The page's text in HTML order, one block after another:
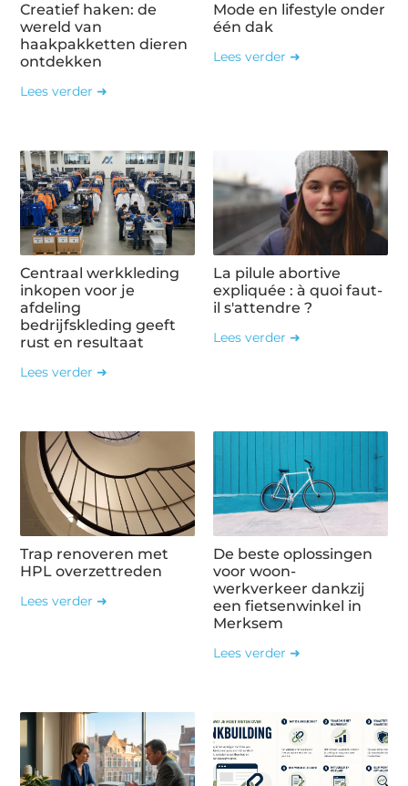
Creatief haken: de
wereld van
haakpakketten dieren
ontdekken
Lees verder ➜
Mode en lifestyle onder
één dak
Lees verder ➜
Centraal werkkleding
inkopen voor je
afdeling
bedrijfskleding geeft
rust en resultaat
Lees verder ➜
La pilule abortive
expliquée : à quoi faut-
il s'attendre ?
Lees verder ➜
Trap renoveren met
HPL overzettreden
Lees verder ➜
De beste oplossingen
voor woon-
werkverkeer dankzij
een fietsenwinkel in
Merksem
Lees verder ➜